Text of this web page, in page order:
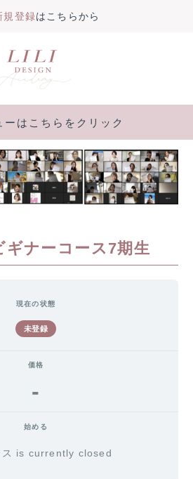
規登録はこちらから
はこちらをクリック
ギナーコース7期生
現在の状態
未登録
価格
-
始める
ス is currently closed